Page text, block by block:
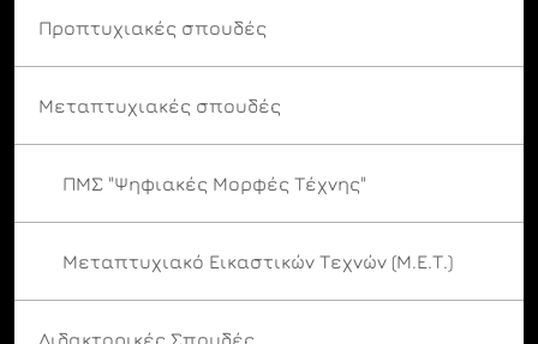
Προπτυχιακές σπουδές
Μεταπτυχιακές σπουδές
ΠΜΣ "Ψηφιακές Μορφές Τέχνης"
Μεταπτυχιακό Εικαστικών Τεχνών (Μ.Ε.Τ.)
Διδακτορικές Σπουδές